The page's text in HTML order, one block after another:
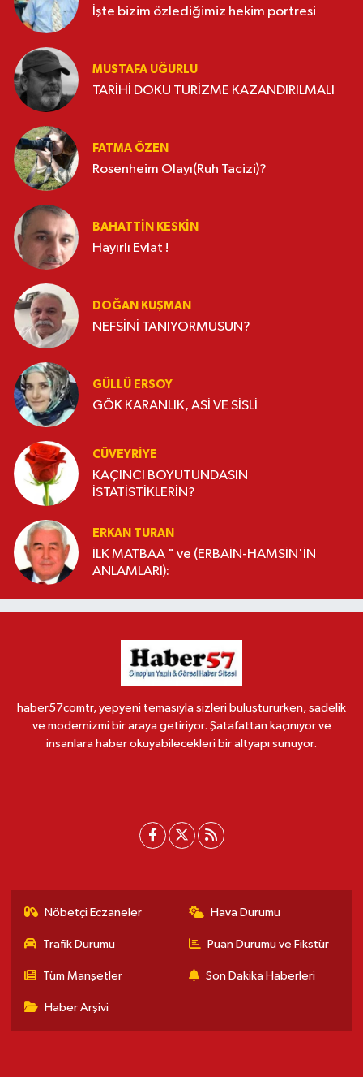
İşte bizim özlediğimiz hekim portresi
MUSTAFA UĞURLU
TARİHİ DOKU TURİZME KAZANDIRILMALI
FATMA ÖZEN
Rosenheim Olayı(Ruh Tacizi)?
BAHATTIN KESKİN
Hayırlı Evlat !
DOĞAN KUŞMAN
NEFSİNİ TANIYORMUSUN?
GÜLLÜ ERSOY
GÖK KARANLIK, ASİ VE SİSLİ
CÜVEYRIYE
KAÇINCI BOYUTUNDASIN
İSTATİSTİKLERİN?
ERKAN TURAN
İLK MATBAA " ve (ERBAİN-HAMSİN'İN
ANLAMLARI):
haber57comtr, yepyeni temasıyla sizleri buluştururken, sadelik
ve modernizmi bir araya getiriyor. Şatafattan kaçınıyor ve
insanlara haber okuyabilecekleri bir altyapı sunuyor.
Nöbetçi Eczaneler Hava Durumu
Trafik Durumu Puan Durumu ve Fikstür
Tüm Manşetler Son Dakika Haberleri
Haber Arşivi